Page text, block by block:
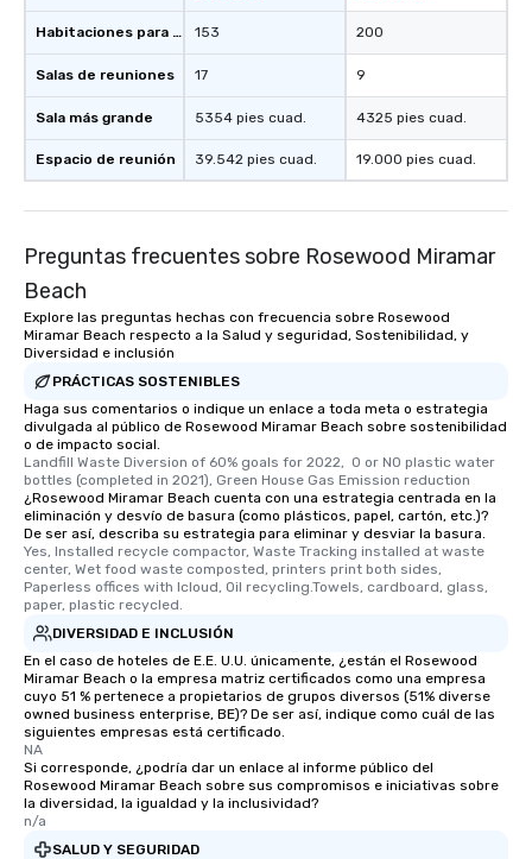
Habitaciones para huéspedes
Salas de reuniones
Sala más grande
Espacio de reunión
153
17
5354 pies cuad.
39.542 pies cuad.
200
9
4325 pies cuad.
19.000 pies cuad.
Preguntas frecuentes sobre Rosewood Miramar
Beach
Explore las preguntas hechas con frecuencia sobre Rosewood
Miramar Beach respecto a la Salud y seguridad, Sostenibilidad, y
Diversidad e inclusión
PRÁCTICAS SOSTENIBLES
Haga sus comentarios o indique un enlace a toda meta o estrategia
divulgada al público de Rosewood Miramar Beach sobre sostenibilidad
o de impacto social.
Landfill Waste Diversion of 60% goals for 2022,  0 or NO plastic water
bottles (completed in 2021), Green House Gas Emission reduction
¿Rosewood Miramar Beach cuenta con una estrategia centrada en la
eliminación y desvío de basura (como plásticos, papel, cartón, etc.)?
De ser así, describa su estrategia para eliminar y desviar la basura.
Yes, Installed recycle compactor, Waste Tracking installed at waste
center, Wet food waste composted, printers print both sides,
Paperless offices with Icloud, Oil recycling.Towels, cardboard, glass,
paper, plastic recycled.
DIVERSIDAD E INCLUSIÓN
En el caso de hoteles de E.E. U.U. únicamente, ¿están el Rosewood
Miramar Beach o la empresa matriz certificados como una empresa
cuyo 51 % pertenece a propietarios de grupos diversos (51% diverse
owned business enterprise, BE)? De ser así, indique como cuál de las
siguientes empresas está certificado.
NA
Si corresponde, ¿podría dar un enlace al informe público del
Rosewood Miramar Beach sobre sus compromisos e iniciativas sobre
la diversidad, la igualdad y la inclusividad?
n/a
SALUD Y SEGURIDAD